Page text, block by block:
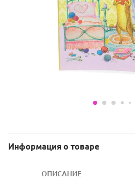
Информация о товаре
ОПИСАНИЕ